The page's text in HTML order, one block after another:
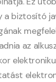
a biztosító
az